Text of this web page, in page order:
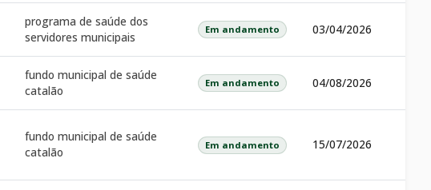
programa de saúde dos
servidores municipais
Em andamento 03/04/2026
fundo municipal de saúde
catalão
Em andamento 04/08/2026
fundo municipal de saúde
catalão
Em andamento 15/07/2026